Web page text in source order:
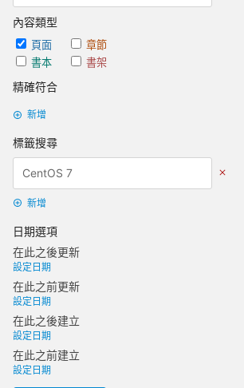
內容類型
頁面
章節
書本
書架
精確符合
新增
標籤搜尋
新增
日期選項
在此之後更新
設定日期
在此之前更新
設定日期
在此之後建立
設定日期
在此之前建立
設定日期